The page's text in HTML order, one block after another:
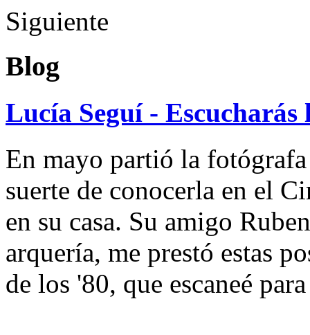
Siguiente
Blog
Lucía Seguí - Escucharás
En mayo partió la
suerte de conocerla en el
en su casa. Su amigo
arquería, me prestó estas
de los '80, que escaneé